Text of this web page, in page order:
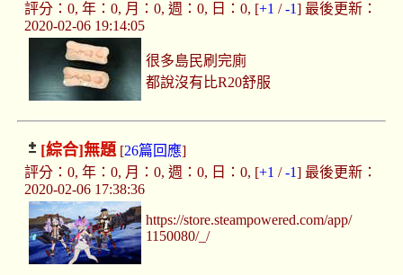
評分：0, 年：0, 月：0, 週：0, 日：0, [+1 /-1] 最後更新：
2020-02-06 19:14:05
很多島民刷完廁
都說沒有比R20舒服
[綜合]無題[26篇回應]
評分：0, 年：0, 月：0, 週：0, 日：0, [+1 /-1] 最後更新：
2020-02-06 17:38:36
https://store.steampowered.com/app/
1150080/_/